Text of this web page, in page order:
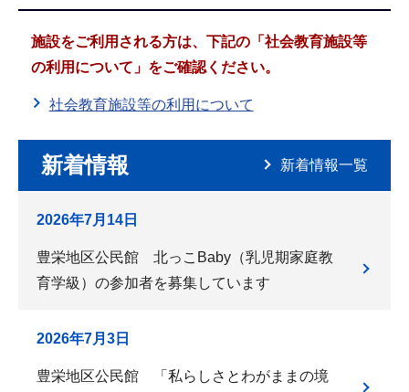
施設をご利用される方は、下記の「社会教育施設等
の利用について」をご確認ください。
社会教育施設等の利用について
新着情報 新着情報一覧
2026年7月14日
豊栄地区公民館 北っこBaby（乳児期家庭教
育学級）の参加者を募集しています
2026年7月3日
豊栄地区公民館 「私らしさとわがままの境